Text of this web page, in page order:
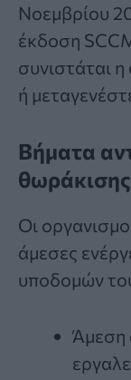
Νοεμβρίου
έκδοση
συνιστάται
ή
Βήματα
θωράκισης
Οι
άμεσες
υποδομών
Άμεση